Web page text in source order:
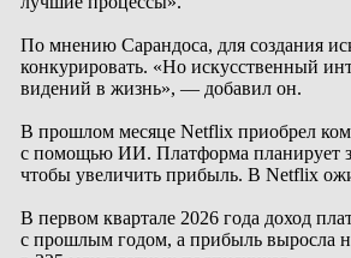
По мнению Сарандоса, для создания
конкурировать. «Но искусственный
видений в жизнь», — добавил он.
В прошлом месяце Netflix приобрел
с помощью ИИ. Платформа планирует
чтобы увеличить прибыль. В Netflix
В первом квартале 2026 года доход
с прошлым годом, а прибыль выросла